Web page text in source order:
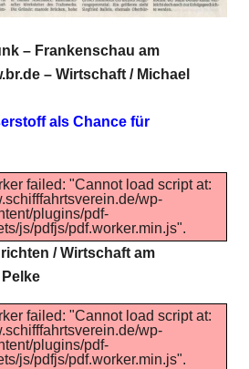
– Frankenschau am
– Wirtschaft / Michael
als Chance für
failed: "Cannot load script at:
wp-
plugins/pdf-
js/pdfjs/pdf.worker.min.js".
/ Wirtschaft am
failed: "Cannot load script at:
wp-
plugins/pdf-
js/pdfjs/pdf.worker.min.js".